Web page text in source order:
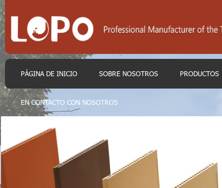
PÁGINA DE INICIO SOBRE NOSOTROS PRODUCTOS
EN CONTACTO CON NOSOTROS